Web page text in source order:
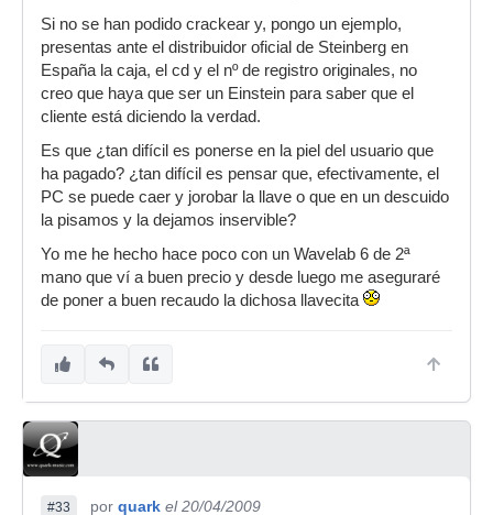
Si no se han podido crackear y, pongo un ejemplo,
presentas ante el distribuidor oficial de Steinberg en
España la caja, el cd y el nº de registro originales, no
creo que haya que ser un Einstein para saber que el
cliente está diciendo la verdad.
Es que ¿tan difícil es ponerse en la piel del usuario que
ha pagado? ¿tan difícil es pensar que, efectivamente, el
PC se puede caer y jorobar la llave o que en un descuido
la pisamos y la dejamos inservible?
Yo me he hecho hace poco con un Wavelab 6 de 2ª
mano que ví a buen precio y desde luego me aseguraré
de poner a buen recaudo la dichosa llavecita
#33 por quark el 20/04/2009